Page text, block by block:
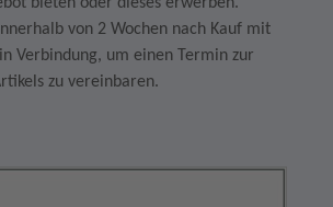
von 2 Wochen nach Kauf mit
Verbindung, um einen Termin zur
zu vereinbaren.